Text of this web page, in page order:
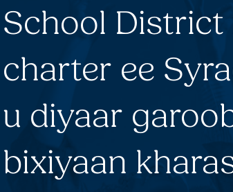
School District
charter ee
u diyaar
bixiyaan